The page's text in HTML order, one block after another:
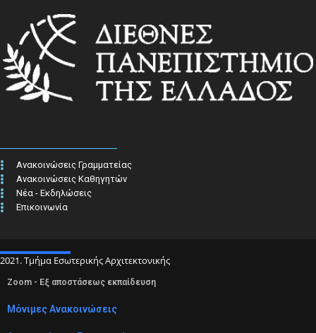
Ανακοινώσεις Γραμματείας
Ανακοινώσεις Καθηγητών
Νέα - Εκδηλώσεις
Επικοινωνία
2021. Τμήμα Εσωτερικής Αρχιτεκτονικής
Zoom - Εξ αποστάσεως εκπαίδευση
Μόνιμες Ανακοινώσεις